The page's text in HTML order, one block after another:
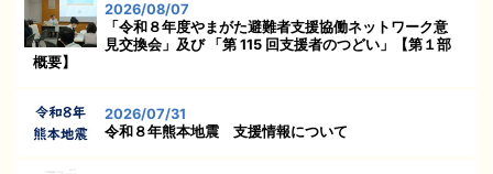
2026/08/07
「令和８年度やまがた避難者支援協働ネットワーク意
見交換会」及び 「第 115 回支援者のつどい」【第１部
概要】
2026/07/31
令和８年熊本地震 支援情報について